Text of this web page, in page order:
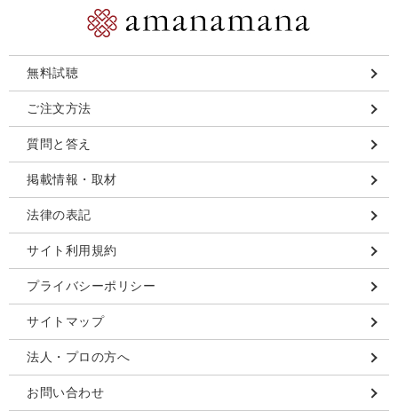
無料試聴
ご注文方法
質問と答え
掲載情報・取材
法律の表記
サイト利用規約
プライバシーポリシー
サイトマップ
法人・プロの方へ
お問い合わせ